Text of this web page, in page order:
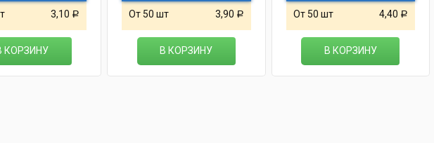
3,10 Р
КОРЗИНУ
От 50 шт 3,90 Р
В КОРЗИНУ
От 50 шт 4,40 Р
В КОРЗИНУ